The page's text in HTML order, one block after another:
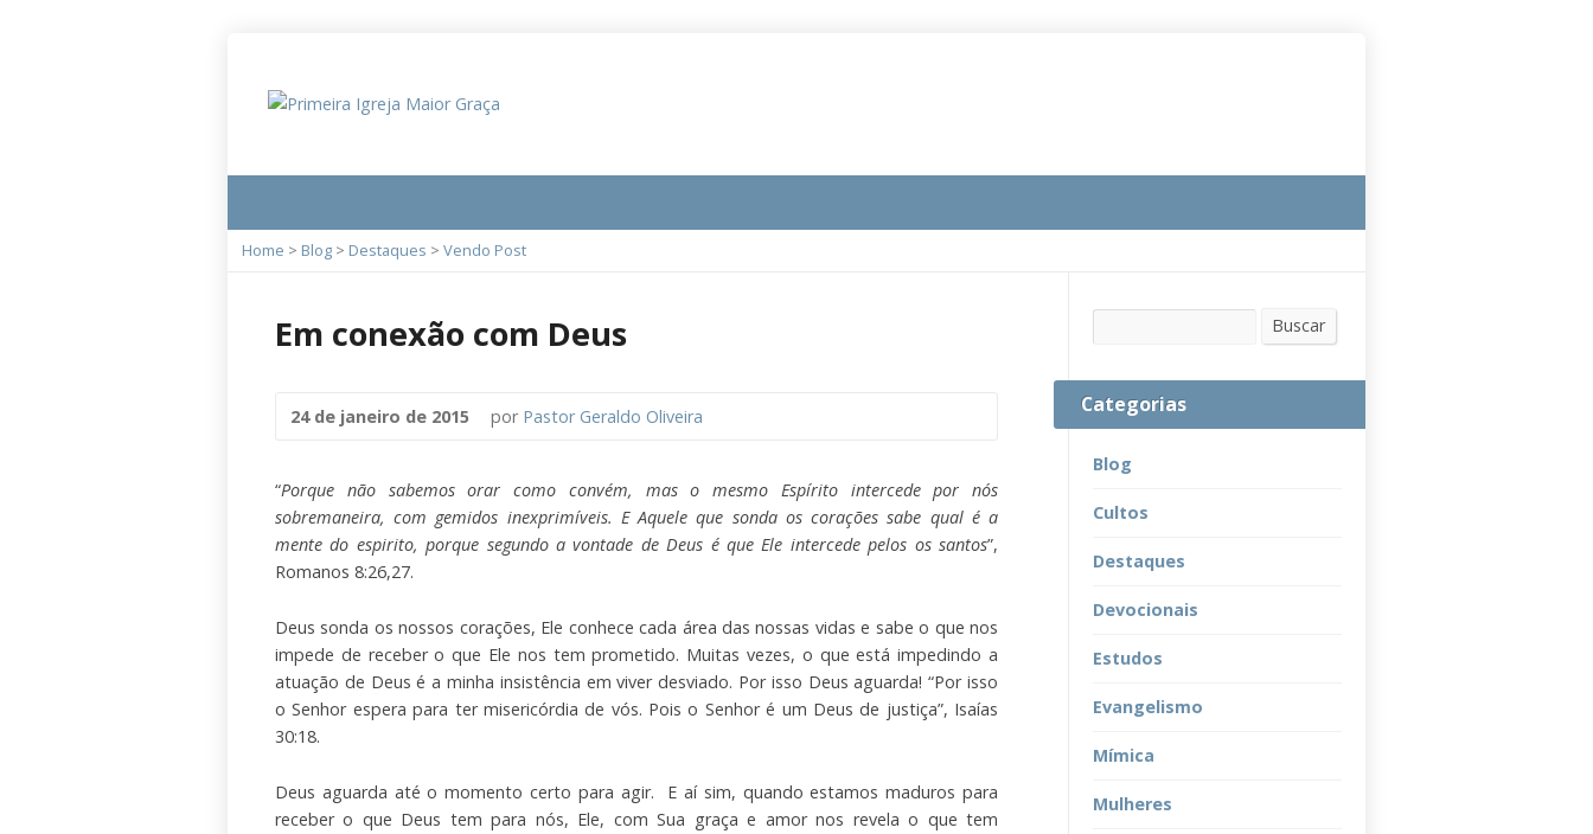
Home > Blog > Destaques > Vendo Post
Em conexão com Deus
24 de janeiro de 2015 por Pastor Geraldo Oliveira
“Porque não sabemos orar como convém, mas o mesmo Espírito intercede por nós
sobremaneira, com gemidos inexprimíveis. E Aquele que sonda os corações sabe qual é a
mente do espirito, porque segundo a vontade de Deus é que Ele intercede pelos os santos”,
Romanos 8:26,27.
Deus sonda os nossos corações, Ele conhece cada área das nossas vidas e sabe o que nos
impede de receber o que Ele nos tem prometido. Muitas vezes, o que está impedindo a
atuação de Deus é a minha insistência em viver desviado. Por isso Deus aguarda! “Por isso
o Senhor espera para ter misericórdia de vós. Pois o Senhor é um Deus de justiça”, Isaías
30:18.
Deus aguarda até o momento certo para agir. E aí sim, quando estamos maduros para
receber o que Deus tem para nós, Ele, com Sua graça e amor nos revela o que tem
Buscar
Categorias
Blog
Cultos
Destaques
Devocionais
Estudos
Evangelismo
Mímica
Mulheres